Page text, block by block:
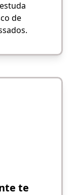
de
te